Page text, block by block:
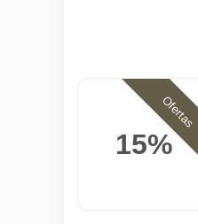
15%
Ofertas